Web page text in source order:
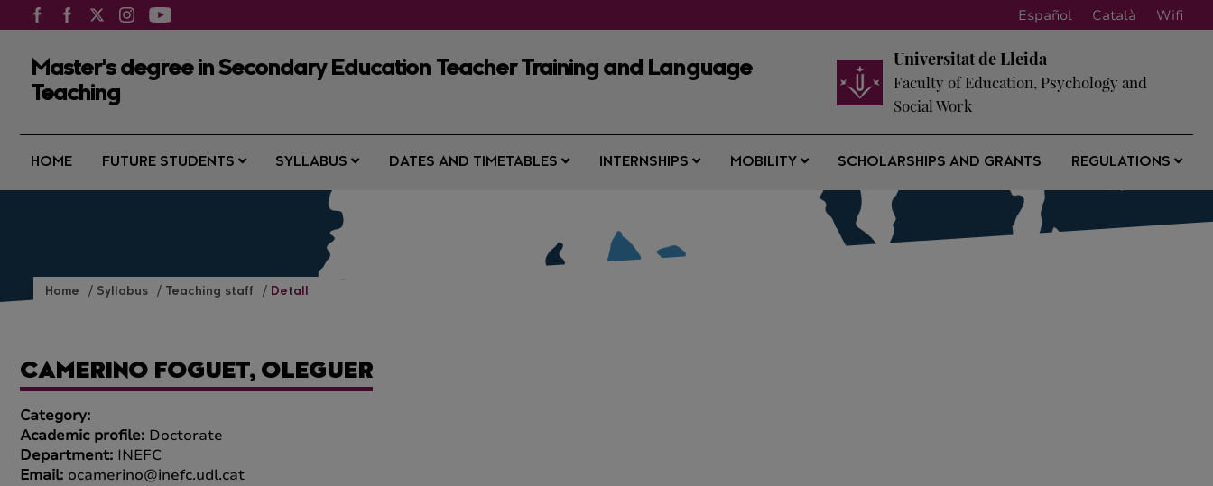
Español Català Wifi
Master's degree in Secondary Education Teacher Training and Language
Teaching
Universitat de Lleida
Faculty of Education, Psychology and
Social Work
HOME FUTURE STUDENTS SYLLABUS DATES AND TIMETABLES INTERNSHIPS MOBILITY SCHOLARSHIPS AND GRANTS REGULATIONS
Home Syllabus Teaching staff Detall
CAMERINO FOGUET, OLEGUER
Category:
Academic profile: Doctorate
Department: INEFC
Email: ocamerino@inefc.udl.cat